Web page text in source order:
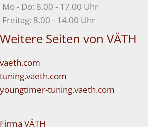
Mo - Do: 8.00 - 17.00 Uhr
Freitag: 8.00 - 14.00 Uhr
Weitere Seiten von VÄTH
vaeth.com
tuning.vaeth.com
youngtimer-tuning.vaeth.com
Firma VÄTH